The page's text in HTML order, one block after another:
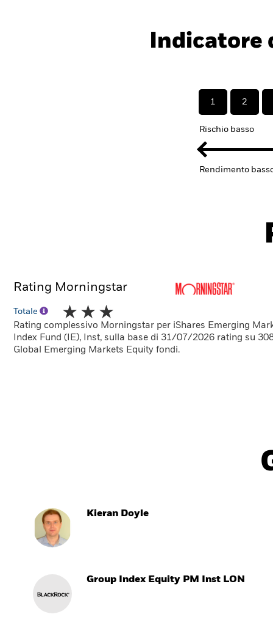
Indicatore
1 2
Rischio basso
Rendimento
Rating Morningstar
Totale
Rating complessivo Morningstar per iShares Emerging
Index Fund (IE), Inst, sulla base di 31/07/2026 rating su
Global Emerging Markets Equity fondi.
Kieran Doyle
Group Index Equity PM Inst LON